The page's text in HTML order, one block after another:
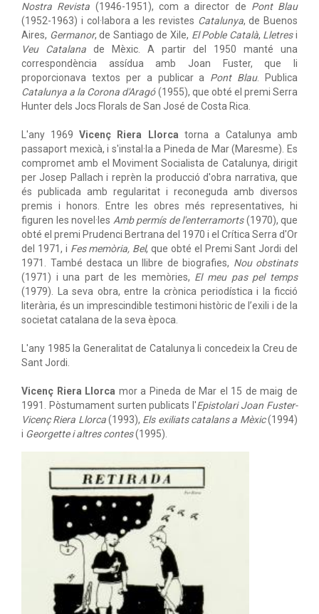
Nostra Revista (1946-1951), com a director de Pont Blau
(1952-1963) i col·labora a les revistes Catalunya, de Buenos
Aires, Germanor, de Santiago de Xile, El Poble Català, Lletresi
Veu Catalana de Mèxic. A partir del 1950 manté una
correspondència assídua amb Joan Fuster, que li
proporcionava textos per a publicar a Pont Blau. Publica
Catalunya a la Corona d'Aragó(1955), que obté el premi Serra
Hunter dels Jocs Florals de San José de Costa Rica.
L'any 1969Vicenç Riera Llorca torna a Catalunya amb
passaport mexicà, i s'instal·la a Pineda de Mar (Maresme). Es
compromet amb el Moviment Socialista de Catalunya, dirigit
per Josep Pallach i reprèn la producció d'obra narrativa, que
és publicada amb regularitat i reconeguda amb diversos
premis i honors. Entre les obres més representatives, hi
figuren les novel·les Amb permís de l'enterramorts(1970), que
obté el premi Prudenci Bertrana del 1970 i el Crítica Serra d'Or
del 1971, i Fes memòria, Bel, que obté el Premi Sant Jordi del
1971. També destaca un llibre de biografies, Nou obstinats
(1971) i una part de les memòries, El meu pas pel temps
(1979). La seva obra, entre la crònica periodística i la ficció
literària, és un imprescindible testimoni històric de l’exili i de la
societat catalana de la seva època.
L'any 1985 la Generalitat de Catalunya li concedeix la Creu de
Sant Jordi.
Vicenç Riera Llorca mor a Pineda de Mar el 15 de maig de
1991. Pòstumament surten publicats l'Epistolari Joan Fuster-
Vicenç Riera Llorca(1993), Els exiliats catalans a Mèxic(1994)
i Georgette i altres contes(1995).